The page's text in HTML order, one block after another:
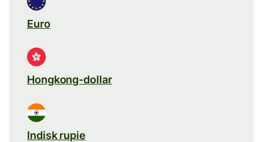
Euro
Hongkong-dollar
Indisk rupie